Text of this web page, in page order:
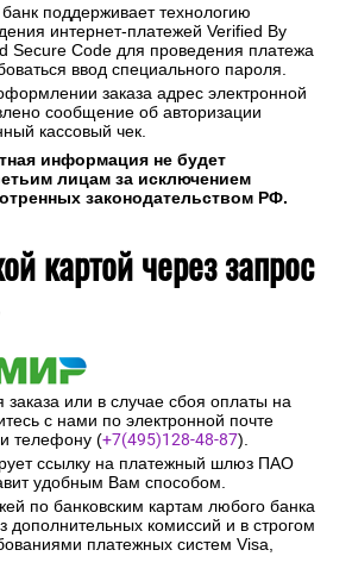
поддерживает технологию
интернет-платежей Verified By
Secure Code для проведения платежа
ввод специального пароля.
заказа адрес электронной
сообщение об авторизации
кассовый чек.
информация не будет
лицам за исключением
законодательством РФ.
картой через запрос
или в случае сбоя оплаты на
с нами по электронной почте
телефону (+7(495)128-48-87).
ссылку на платежный шлюз ПАО
удобным Вам способом.
по банковским картам любого банка
дополнительных комиссий и в строгом
платежных систем Visa,